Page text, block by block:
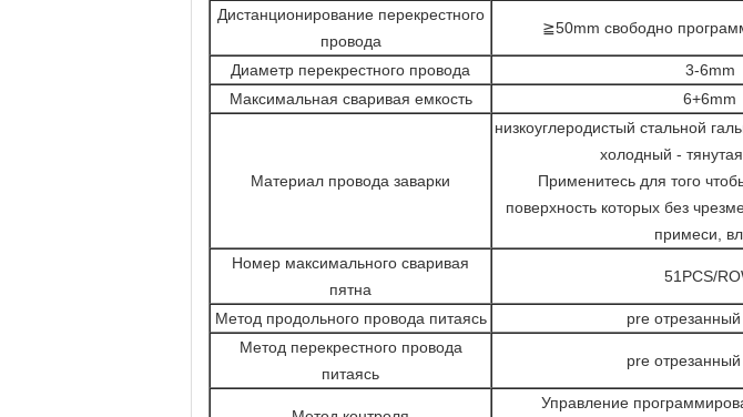
Дистанционирование перекрестного
провода
≧50mm свободно
Диаметр перекрестного провода
3-6mm
Максимальная сваривая емкость
6+6mm
Материал провода заварки
низкоуглеродистый стальной
холодный -
Применитесь для того
поверхность которых без
примеси,
Номер максимального сваривая
пятна
51PCS/
Метод продольного провода питаясь
pre отрезанный
Метод перекрестного провода
питаясь
pre отрезанный
Управление